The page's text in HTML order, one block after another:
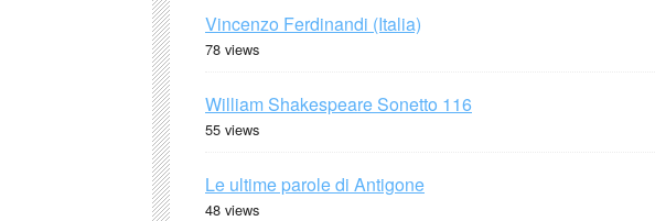
Vincenzo Ferdinandi (Italia)
78 views
William Shakespeare Sonetto 116
55 views
Le ultime parole di Antigone
48 views